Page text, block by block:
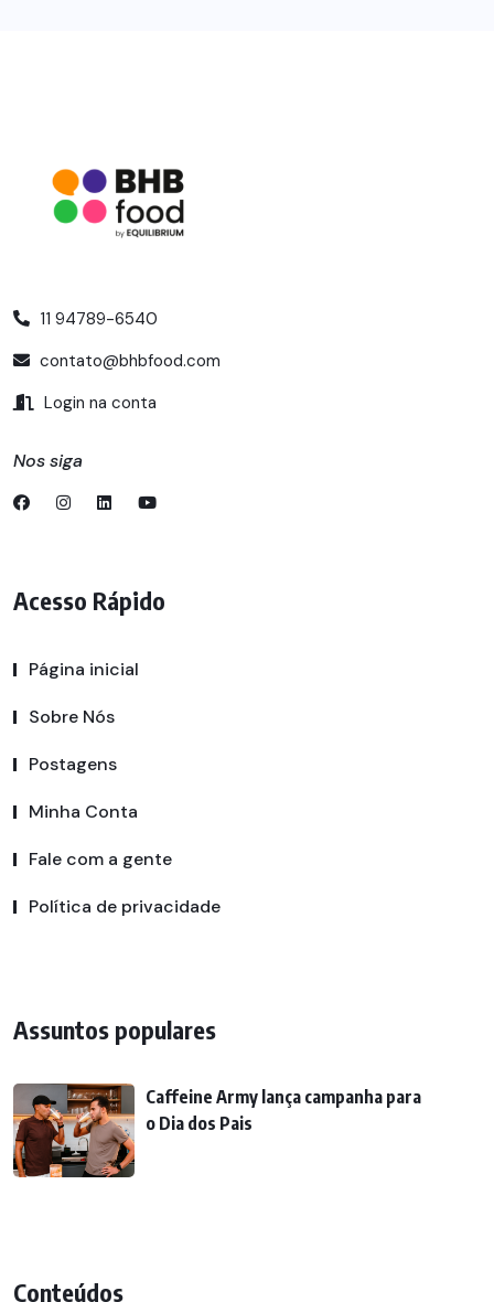
11 94789-6540
contato@bhbfood.com
Login na conta
Nos siga
Acesso Rápido
Página inicial
Sobre Nós
Postagens
Minha Conta
Fale com a gente
Política de privacidade
Assuntos populares
Caffeine Army lança campanha para
o Dia dos Pais
Conteúdos